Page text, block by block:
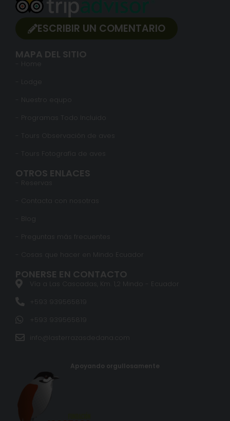
ESCRIBIR UN COMENTARIO
MAPA DEL SITIO
- Home
- Lodge
- Nuestro equpo
- Programas Todo Incluido
- Tours Observación de aves
- Tours Fotografía de aves
OTROS ENLACES
- Reservas
- Contacta con nosotras
- Blog
- Preguntas más frecuentes
- Cosas que hacer en Mindo Ecuador
PONERSE EN CONTACTO
Vía a Las Cascadas, Km. 1,2 Mindo - Ecuador
+593 939565819
+593 939565819
info@lasterrazasdedana.com
Apoyando orgullosamente